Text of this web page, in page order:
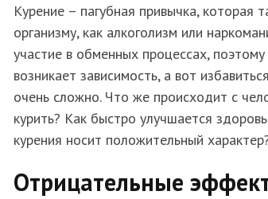
Курение – пагубная привычка, которая
организму, как алкоголизм или
участие в обменных процессах,
возникает зависимость, а вот
очень сложно. Что же происходит с
курить? Как быстро улучшается
курения носит положительный
Отрицательные